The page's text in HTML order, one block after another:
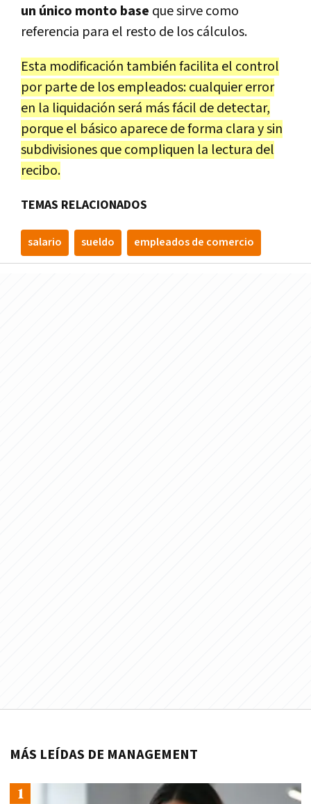
un único monto base que sirve como
referencia para el resto de los cálculos.
Esta modificación también facilita el control
por parte de los empleados: cualquier error
en la liquidación será más fácil de detectar,
porque el básico aparece de forma clara y sin
subdivisiones que compliquen la lectura del
recibo.
TEMAS RELACIONADOS
salario sueldo empleados de comercio
MÁS LEÍDAS DE MANAGEMENT